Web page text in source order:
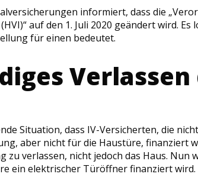
informiert, dass die
auf den 1. Juli 2020 geändert wird.
für einen bedeutet.
Verlassen
Situation, dass IV-Versicherten, die
aber nicht für die Haustüre, finanziert
zu verlassen, nicht jedoch das Haus. Nun
ein elektrischer Türöffner finanziert wird.